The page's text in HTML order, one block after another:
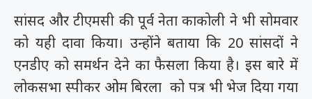
सांसद और टीएमसी की पूर्व नेता काकोली ने भी सोमवार
को यही दावा किया। उन्होंने बताया कि 20 सांसदों ने
एनडीए को समर्थन देने का फैसला किया है। इस बारे में
लोकसभा स्पीकर ओम बिरला को पत्र भी भेज दिया गया